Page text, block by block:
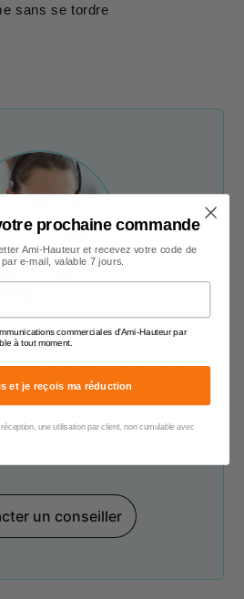
sans se tordre
? Un conseil ?
!
de 9h00 à 17h00
un conseiller
prochaine commande
Ami-Hauteur et recevez votre code de
e-mail, valable 7 jours.
commerciales d'Ami-Hauteur par
à tout moment.
et je reçois ma réduction
une utilisation par client, non cumulable avec